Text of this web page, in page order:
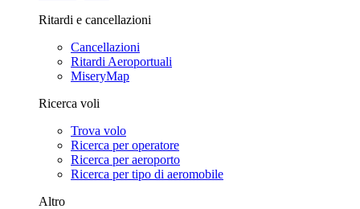
Ritardi e cancellazioni
Cancellazioni
Ritardi Aeroportuali
MiseryMap
Ricerca voli
Trova volo
Ricerca per operatore
Ricerca per aeroporto
Ricerca per tipo di aeromobile
Altro